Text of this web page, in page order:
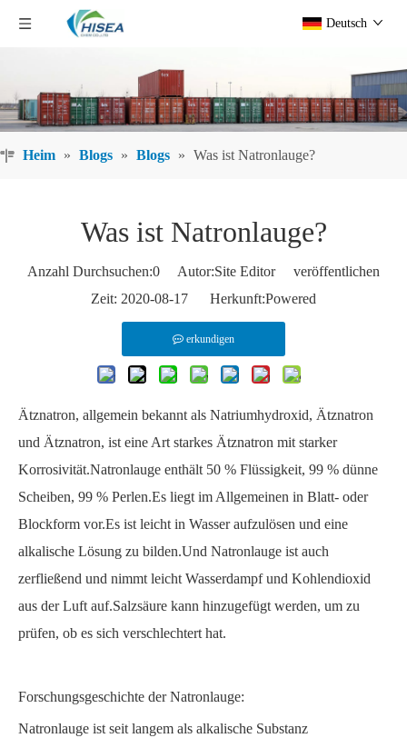
Deutsch
Heim » Blogs » Blogs » Was ist Natronlauge?
Was ist Natronlauge?
Anzahl Durchsuchen:0 Autor:Site Editor veröffentlichen
Zeit: 2020-08-17 Herkunft:Powered
erkundigen
Ätznatron, allgemein bekannt als Natriumhydroxid, Ätznatron
und Ätznatron, ist eine Art starkes Ätznatron mit starker
Korrosivität.Natronlauge enthält 50 % Flüssigkeit, 99 % dünne
Scheiben, 99 % Perlen.Es liegt im Allgemeinen in Blatt- oder
Blockform vor.Es ist leicht in Wasser aufzulösen und eine
alkalische Lösung zu bilden.Und Natronlauge ist auch
zerfließend und nimmt leicht Wasserdampf und Kohlendioxid
aus der Luft auf.Salzsäure kann hinzugefügt werden, um zu
prüfen, ob es sich verschlechtert hat.
Forschungsgeschichte der Natronlauge:
Natronlauge ist seit langem als alkalische Substanz